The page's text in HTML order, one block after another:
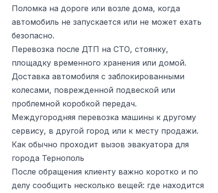
Поломка на дороге или возле дома, когда
автомобиль не запускается или не может ехать
безопасно.
Перевозка после ДТП на СТО, стоянку,
площадку временного хранения или домой.
Доставка автомобиля с заблокированными
колесами, поврежденной подвеской или
проблемной коробкой передач.
Междугородняя перевозка машины к другому
сервису, в другой город или к месту продажи.
Как обычно проходит вызов эвакуатора для
города Тернополь
После обращения клиенту важно коротко и по
делу сообщить несколько вещей: где находится